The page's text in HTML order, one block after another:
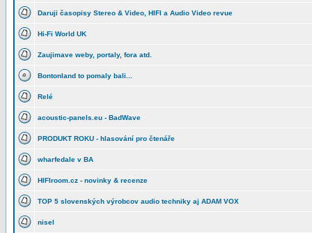
Daruji časopisy Stereo & Video, HIFI a Audio Video revue
Hi-Fi World UK
Zaujimave weby, portaly, fora atd.
Bontonland to pomaly bali...
Relé
acoustic-panels.eu - BadWave
PRODUKT ROKU - hlasování pro čtenáře
wharfedale v BA
HIFIroom.cz - novinky & recenze
TOP 5 slo­ven­ských výrob­cov audio tech­niky aj ADAM VOX
nisel